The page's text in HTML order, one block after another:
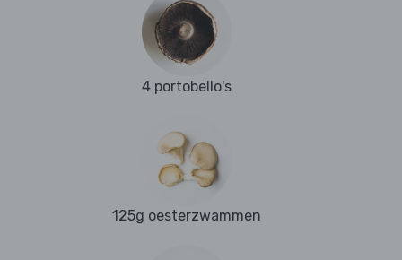
4 portobello's
125g oesterzwammen